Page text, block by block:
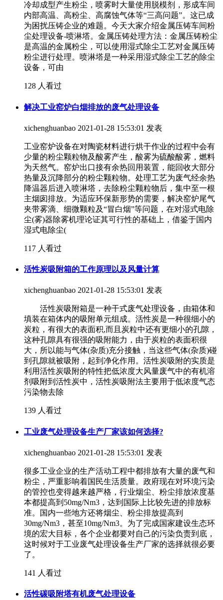
冷却成型产生粉尘，喷雾时大量使用脱模剂，形成车间
内部高温、高粉尘、高腐蚀气体等“三高问题”。这已成
为困扰压铸企业的难题。今天大家介绍金属压铸车间粉
尘处理设备-喷淋塔。金属压铸处理方法：金属压铸粉尘
是高温的金属粉尘，可以使用湿式除尘工艺对金属压铸
粉尘进行处理。喷淋塔是一种采用湿式除尘工艺的除尘
设备，可由
128 人看过
解决工业窑炉白烟排放的废气处理设备
xichenghuanbao 2021-01-28 15:53:01 发表
工业窑炉设备在对陶瓷材料进行烘干作业的过程中会有
少量的粉尘颗粒物及酸雾产生，酸雾为硫酸酸雾，燃料
为天然气。窑炉出口接有余热回用装置，能回收大部分
热量及沉降部分的粉尘颗粒物。处理工艺为废气经余热
降温器后进入喷淋塔，去除粉尘颗粒物后，集中至一根
主烟囱排放。为适应环保新形势的需要，解决窑炉尾气
夹带雾滴、细微颗粒及“冒白烟”等问题，在对湿式电除
尘(雾)器除雾机理论证其可行性的基础上，借鉴于国内
湿式电除尘(
117 人看过
活性炭吸附箱的工作原理以及风量计算
xichenghuanbao 2021-01-28 15:53:01 发表
活性炭吸附箱是一种干式废气处理设备，由箱体和
填装在箱体内的吸附单元组成。活性炭是一种很细小的
炭粒，有很大的表面积,而且炭粒中还有更细小的孔隙，
这种孔隙具有很强的吸附能力，由于炭粒的表面积很
大，所以能与气体(杂质)充分接触，当这些气体(杂质)碰
到孔隙就被吸附，起到净化作用。活性炭吸附的实质是
利用活性炭吸附的特性把低浓度大风量废气中的有机溶
剂吸附到活性炭中，活性炭吸附法主要用于低浓度气态
污染物去除
139 人看过
工业废气处理设备生产厂家该如何选择?
xichenghuanbao 2021-01-28 15:53:01 发表
很多工业企业的生产活动工程中都排放有大量的废气和
粉尘，严重影响着国民生活质量。政府现在对环境污染
的管控也变得越来越严格，行业烟尘、粉尘排放浓度基
本都提高到50mg/Nm3，达到国际上比较先进的排放标
准。国内一些地方还将烟尘、粉尘排放提高到
30mg/Nm3，甚至10mg/Nm3。为了完成国家建设生态环
境的宏大目标，各个企业都要对自己的污染负责到底，
这时候对于工业废气处理设备生产厂家的选择就很必要
了。
141 人看过
活性碳吸附塔有机废气处理设备